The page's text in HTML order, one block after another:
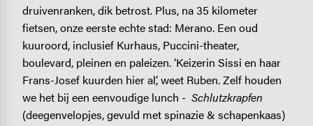
druivenranken, dik betrost. Plus, na 35 kilometer
fietsen, onze eerste echte stad: Merano. Een oud
kuuroord, inclusief Kurhaus, Puccini-theater,
boulevard, pleinen en paleizen. ‘Keizerin Sissi en haar
Frans-Josef kuurden hier al’, weet Ruben. Zelf houden
we het bij een eenvoudige lunch - Schlutzkrapfen
(deegenvelopjes, gevuld met spinazie & schapenkaas)